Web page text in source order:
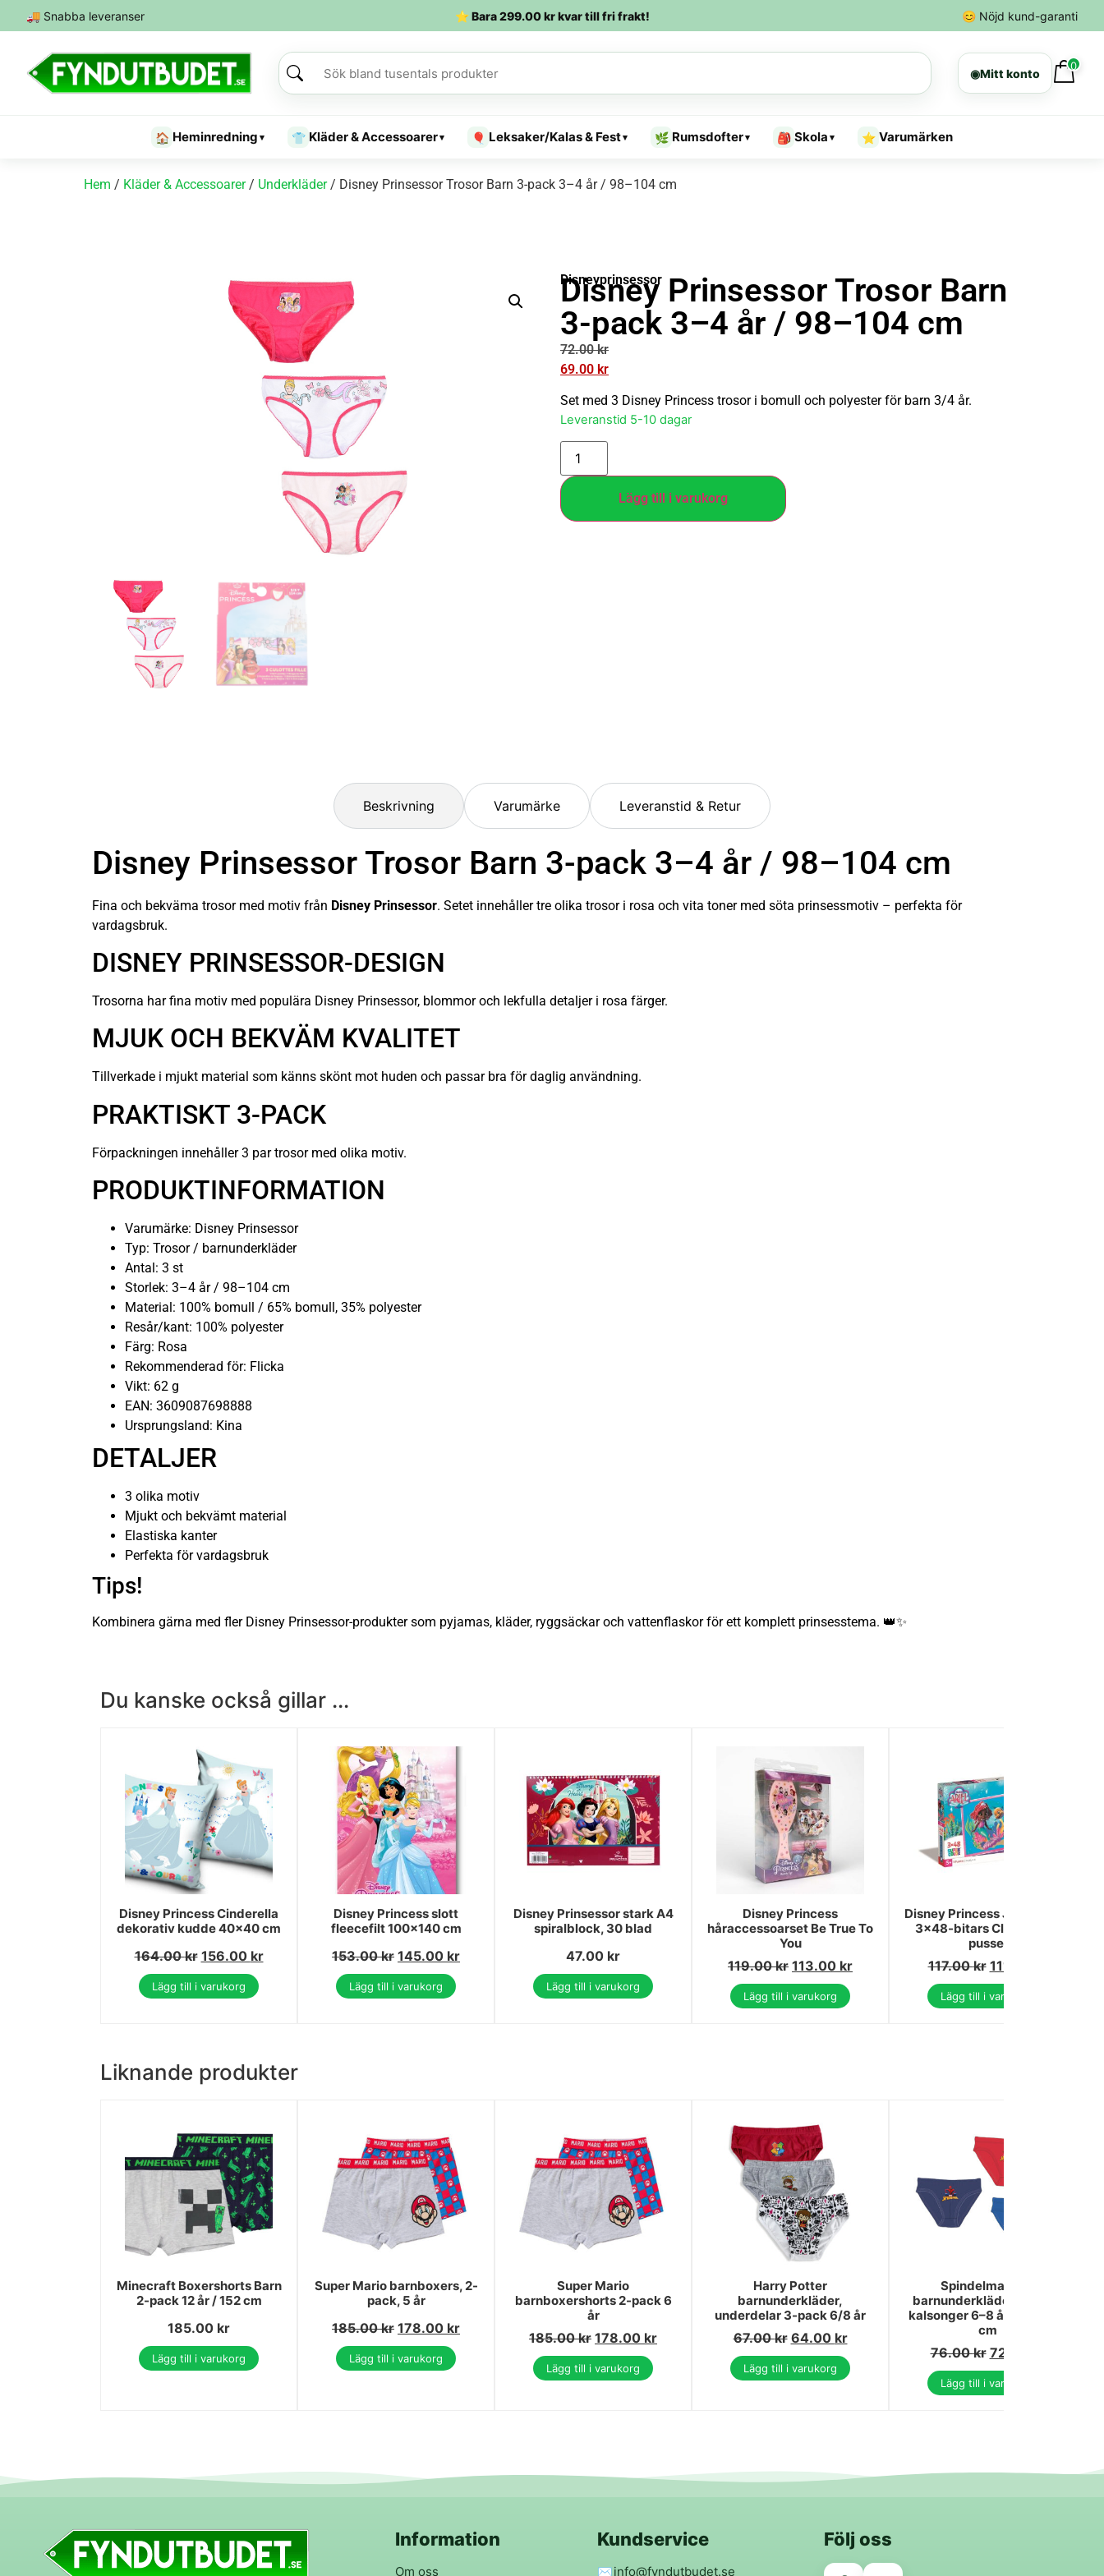
🚚 Snabba leveranser ⭐ Bara299.00krkvar till fri frakt! 😊 Nöjd kund-garanti
◉Mitt konto
0
🏠 Heminredning ▾ 👕 Kläder & Accessoarer▾ 🎈 Leksaker/Kalas & Fest▾ 🌿 Rumsdofter▾ 🎒 Skola ▾ ⭐ Varumärken
Hem / Kläder & Accessoarer/ Underkläder/ Disney Prinsessor Trosor Barn 3-pack 3–4 år / 98–104 cm
Disneyprinsessor
Disney Prinsessor Trosor Barn
3-pack 3–4 år / 98–104 cm
72.00kr
69.00 kr
Set med 3 Disney Princess trosor i bomull och polyester för barn 3/4 år.
Leveranstid 5-10 dagar
Lägg till i varukorg
Beskrivning Varumärke Leveranstid & Retur
Disney Prinsessor Trosor Barn 3-pack 3–4 år / 98–104 cm
Fina och bekväma trosor med motiv från Disney Prinsessor. Setet innehåller tre olika trosor i rosa och vita toner med söta prinsessmotiv – perfekta för
vardagsbruk.
DISNEY PRINSESSOR-DESIGN
Trosorna har fina motiv med populära Disney Prinsessor, blommor och lekfulla detaljer i rosa färger.
MJUK OCH BEKVÄM KVALITET
Tillverkade i mjukt material som känns skönt mot huden och passar bra för daglig användning.
PRAKTISKT 3-PACK
Förpackningen innehåller 3 par trosor med olika motiv.
PRODUKTINFORMATION
Varumärke: Disney Prinsessor
Typ: Trosor / barnunderkläder
Antal: 3 st
Storlek: 3–4 år / 98–104 cm
Material: 100% bomull / 65% bomull, 35% polyester
Resår/kant: 100% polyester
Färg: Rosa
Rekommenderad för: Flicka
Vikt: 62 g
EAN: 3609087698888
Ursprungsland: Kina
DETALJER
3 olika motiv
Mjukt och bekvämt material
Elastiska kanter
Perfekta för vardagsbruk
Tips!
Kombinera gärna med fler Disney Prinsessor-produkter som pyjamas, kläder, ryggsäckar och vattenflaskor för ett komplett prinsesstema. 👑✨
Du kanske också gillar ...
Disney Princess Cinderella
dekorativ kudde 40x40 cm
164.00kr 156.00 kr
Lägg till i varukorg
Disney Princess slott
fleecefilt 100x140 cm
153.00kr 145.00 kr
Lägg till i varukorg
Disney Prinsessor stark A4
spiralblock, 30 blad
47.00 kr
Lägg till i varukorg
Disney Princess
håraccessoarset Be True To
You
119.00kr 113.00 kr
Lägg till i varukorg
Disney Princess Junior Ariel
3x48-bitars Clementoni
pussel
117.00kr 111.00
Lägg till i varukorg
Liknande produkter
Minecraft Boxershorts Barn
2-pack 12 år / 152 cm
185.00 kr
Lägg till i varukorg
Super Mario barnboxers, 2-
pack, 5 år
185.00kr 178.00 kr
Lägg till i varukorg
Super Mario
barnboxershorts 2-pack 6
år
185.00kr 178.00 kr
Lägg till i varukorg
Harry Potter
barnunderkläder,
underdelar 3-pack 6/8 år
67.00kr 64.00 kr
Lägg till i varukorg
Spindelmannen
barnunderkläder, 3-pack
kalsonger 6–8 år / 116–128
cm
76.00kr 72.00
Lägg till i varukorg
Information
Om oss
Kundservice
✉️info@fyndutbudet.se
Följ oss